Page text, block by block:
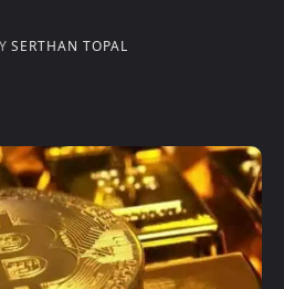
SERTHAN TOPAL